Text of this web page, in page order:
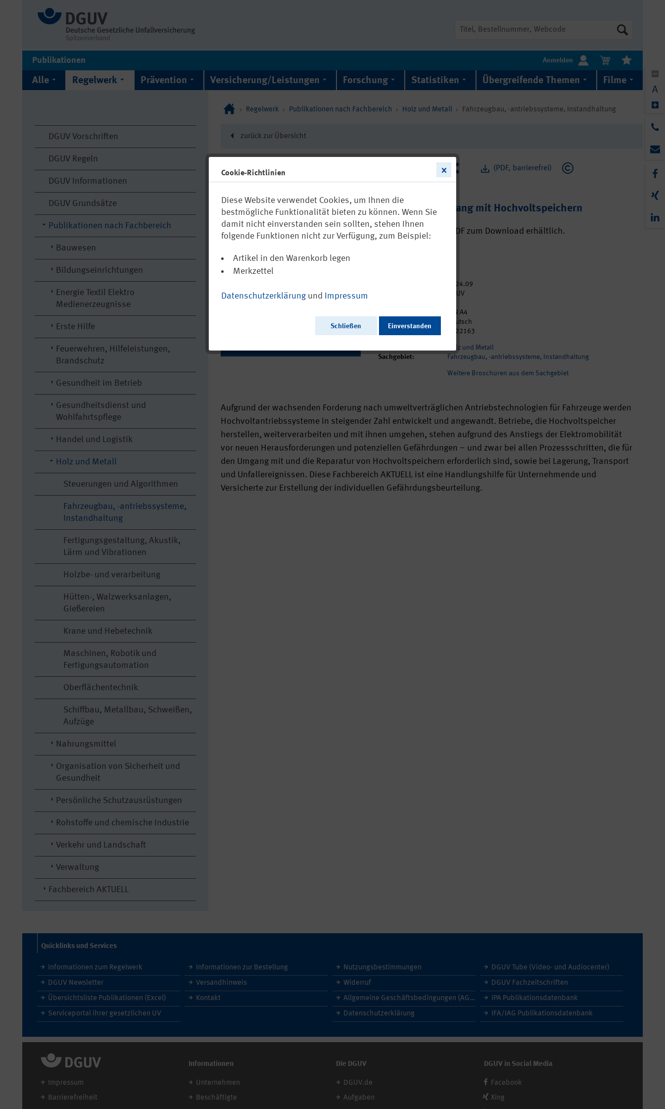
Publikationen Anmelden
Alle Regelwerk Prävention Versicherung/Leistungen Forschung Statistiken Übergreifende Themen Filme
DGUV Vorschriften
DGUV Regeln
DGUV Informationen
DGUV Grundsätze
Publikationen nach Fachbereich
Bauwesen
Bildungseinrichtungen
Energie Textil Elektro
Medienerzeugnisse
Erste Hilfe
Feuerwehren, Hilfeleistungen,
Brandschutz
Gesundheit im Betrieb
Gesundheitsdienst und
Wohlfahrtspflege
Handel und Logistik
Holz und Metall
Steuerungen und Algorithmen
Fahrzeugbau, -antriebssysteme,
Instandhaltung
Fertigungsgestaltung, Akustik,
Lärm und Vibrationen
Holzbe- und verarbeitung
Hütten-, Walzwerksanlagen,
Gießereien
Krane und Hebetechnik
Maschinen, Robotik und
Fertigungsautomation
Oberflächentechnik
Schiffbau, Metallbau, Schweißen,
Aufzüge
Nahrungsmittel
Organisation von Sicherheit und
Gesundheit
Persönliche Schutzausrüstungen
Rohstoffe und chemische Industrie
Verkehr und Landschaft
Verwaltung
Fachbereich AKTUELL
Regelwerk Publikationen nach Fachbereich Holz und Metall Fahrzeugbau, -antriebssysteme, Instandhaltung
zurück zur Übersicht
(PDF, barrierefrei)
FBHM-124: Umgang mit Hochvoltspeichern
Ausschließlich als PDF zum Download erhältlich.
2024.09
DGUV
DIN A4
Sprache:
Deutsch
p022163
Holz und Metall
Sachgebiet:
Fahrzeugbau, -antriebssysteme, Instandhaltung
Weitere Broschüren aus dem Sachgebiet
Aufgrund der wachsenden Forderung nach umweltverträglichen Antriebstechnologien für Fahrzeuge werden
Hochvoltantriebssysteme in steigender Zahl entwickelt und angewandt. Betriebe, die Hochvoltspeicher
herstellen, weiterverarbeiten und mit ihnen umgehen, stehen aufgrund des Anstiegs der Elektromobilität
vor neuen Herausforderungen und potenziellen Gefährdungen – und zwar bei allen Prozessschritten, die für
den Umgang mit und die Reparatur von Hochvoltspeichern erforderlich sind, sowie bei Lagerung, Transport
und Unfallereignissen. Diese Fachbereich AKTUELL ist eine Handlungshilfe für Unternehmende und
Versicherte zur Erstellung der individuellen Gefährdungsbeurteilung.
Quicklinks und Services
Informationen zum Regelwerk
DGUV Newsletter
Übersichtsliste Publikationen (Excel)
Serviceportal ihrer gesetzlichen UV
Informationen zur Bestellung
Versandhinweis
Kontakt
Nutzungsbestimmungen
Widerruf
Allgemeine Geschäftsbedingungen (AGB)
Datenschutzerklärung
DGUV Tube (Video- und Audiocenter)
DGUV Fachzeitschriften
IPA Publikationsdatenbank
IFA/IAG Publikationsdatenbank
Impressum
Barrierefreiheit
Informationen
Unternehmen
Beschäftigte
Die DGUV
DGUV.de
Aufgaben
DGUV in Social Media
Facebook
Xing
A
Cookie-Richtlinien
Diese Website verwendet Cookies, um Ihnen die
bestmögliche Funktionalität bieten zu können. Wenn Sie
damit nicht einverstanden sein sollten, stehen Ihnen
folgende Funktionen nicht zur Verfügung, zum Beispiel:
Artikel in den Warenkorb legen
Merkzettel
Datenschutzerklärung und Impressum
Schließen Einverstanden